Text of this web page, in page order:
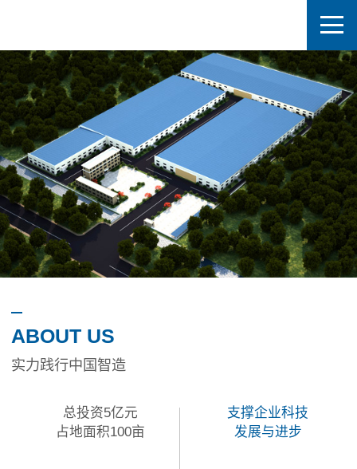
ABOUT US
实力践行中国智造
总投资5亿元
占地面积100亩
支撑企业科技
发展与进步